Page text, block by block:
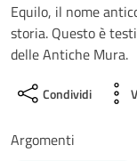
Equilo, il nome
storia. Questo è
delle Antiche Mura.
Condividi
Argomenti